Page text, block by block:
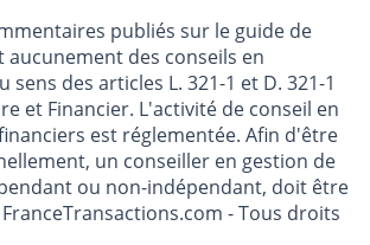
publiés sur le guide de
aucunement des conseils en
sens des articles L. 321-1 et D. 321-1
et Financier. L'activité de conseil en
est réglementée. Afin d'être
un conseiller en gestion de
ou non-indépendant, doit être
- Tous droits